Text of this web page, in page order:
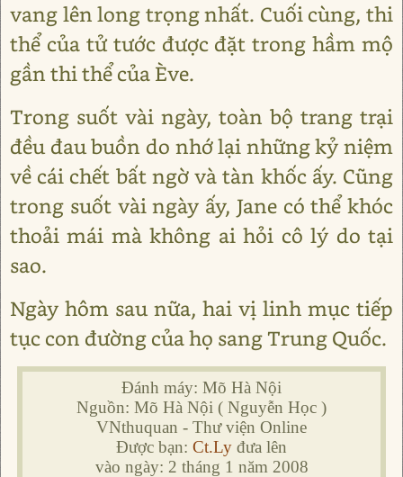
vang lên long trọng nhất. Cuối cùng, thi
thể của tử tước được đặt trong hầm mộ
gần thi thể của Ève.
Trong suốt vài ngày, toàn bộ trang trại
đều đau buồn do nhớ lại những kỷ niệm
về cái chết bất ngờ và tàn khốc ấy. Cũng
trong suốt vài ngày ấy, Jane có thể khóc
thoải mái mà không ai hỏi cô lý do tại
sao.
Ngày hôm sau nữa, hai vị linh mục tiếp
tục con đường của họ sang Trung Quốc.
Đánh máy: Mõ Hà Nội
Nguồn: Mõ Hà Nội ( Nguyễn Học )
VNthuquan - Thư viện Online
Được bạn: Ct.Ly đưa lên
vào ngày: 2 tháng 1 năm 2008